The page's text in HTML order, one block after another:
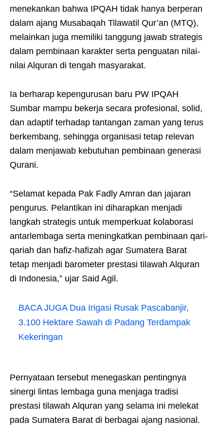
menekankan bahwa IPQAH tidak hanya berperan
dalam ajang Musabaqah Tilawatil Qur’an (MTQ),
melainkan juga memiliki tanggung jawab strategis
dalam pembinaan karakter serta penguatan nilai-
nilai Alquran di tengah masyarakat.
Ia berharap kepengurusan baru PW IPQAH
Sumbar mampu bekerja secara profesional, solid,
dan adaptif terhadap tantangan zaman yang terus
berkembang, sehingga organisasi tetap relevan
dalam menjawab kebutuhan pembinaan generasi
Qurani.
“Selamat kepada Pak Fadly Amran dan jajaran
pengurus. Pelantikan ini diharapkan menjadi
langkah strategis untuk memperkuat kolaborasi
antarlembaga serta meningkatkan pembinaan qari-
qariah dan hafiz-hafizah agar Sumatera Barat
tetap menjadi barometer prestasi tilawah Alquran
di Indonesia,” ujar Said Agil.
BACA JUGA Dua Irigasi Rusak Pascabanjir,
3.100 Hektare Sawah di Padang Terdampak
Kekeringan
Pernyataan tersebut menegaskan pentingnya
sinergi lintas lembaga guna menjaga tradisi
prestasi tilawah Alquran yang selama ini melekat
pada Sumatera Barat di berbagai ajang nasional.